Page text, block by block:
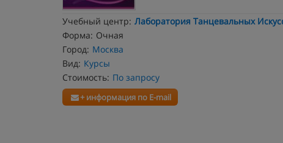
Учебный центр: Лаборатория Танцевальных
Форма: Очная
Город: Москва
Вид: Курсы
Стоимость: По запросу
+ информация по E-mail